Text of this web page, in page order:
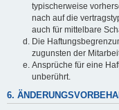
typischerweise
nach auf die
auch für mittelbare
Die
zugunsten der
Ansprüche für eine
unberührt.
6.